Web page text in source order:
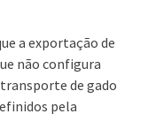
a exportação de
não configura
de gado
pela